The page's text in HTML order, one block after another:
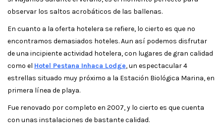
observar los saltos acrobáticos de las ballenas.
En cuanto a la oferta hotelera se refiere, lo cierto es que no
encontramos demasiados hoteles. Aun así podemos disfrutar
de una incipiente actividad hotelera, con lugares de gran calidad
como el Hotel Pestana Inhaca Lodge, un espectacular 4
estrellas situado muy próximo a la Estación Biológica Marina, en
primera línea de playa.
Fue renovado por completo en 2007, y lo cierto es que cuenta
con unas instalaciones de bastante calidad.